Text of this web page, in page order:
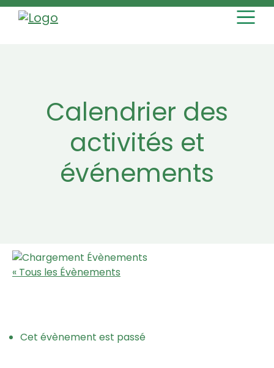
Skip to content MAIN
Calendrier des
activités et
événements
« Tous les Évènements
Cet évènement est passé